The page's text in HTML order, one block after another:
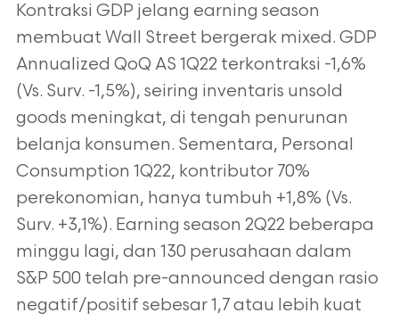
Kontraksi GDP jelang earning season
membuat Wall Street bergerak mixed. GDP
Annualized QoQ AS 1Q22 terkontraksi -1,6%
(Vs. Surv. -1,5%), seiring inventaris unsold
goods meningkat, di tengah penurunan
belanja konsumen. Sementara, Personal
Consumption 1Q22, kontributor 70%
perekonomian, hanya tumbuh +1,8% (Vs.
Surv. +3,1%). Earning season 2Q22 beberapa
minggu lagi, dan 130 perusahaan dalam
S&P 500 telah pre-announced dengan rasio
negatif/positif sebesar 1,7 atau lebih kuat